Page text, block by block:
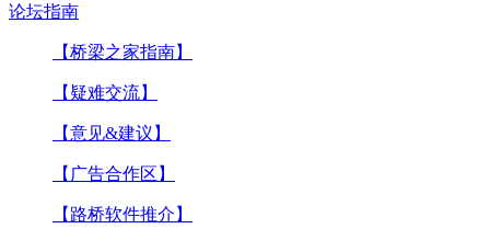
论坛指南
【桥梁之家指南】
【疑难交流】
【意见&建议】
【广告合作区】
【路桥软件推介】